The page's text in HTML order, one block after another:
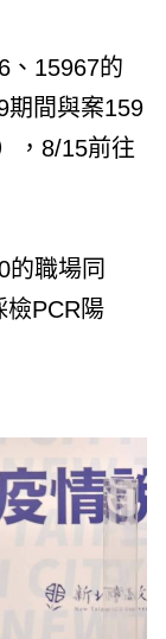
、15967的
期間與案159
，8/15前往
的職場同
檢PCR陽